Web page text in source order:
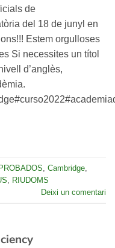
de
del 18 de junyl en
Estem orgulloses
Si necessites un títol
d’anglès,
Cambridge
RIUDOMS
Deixi un comentari